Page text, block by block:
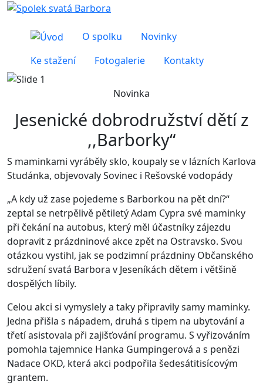
O spolku
Novinky
Ke stažení
Fotogalerie
Kontakty
Předchozí
Novinka
Jesenické dobrodružství dětí z
,,Barborky“
S maminkami vyráběly sklo, koupaly se v lázních Karlova
Studánka, objevovaly Sovinec i Rešovské vodopády
„A kdy už zase pojedeme s Barborkou na pět dní?“
zeptal se netrpělivě pětiletý Adam Cypra své maminky
při čekání na autobus, který měl účastníky zájezdu
dopravit z prázdninové akce zpět na Ostravsko. Svou
otázkou vystihl, jak se podzimní prázdniny Občanského
sdružení svatá Barbora v Jeseníkách dětem i většině
dospělých líbily.
Celou akci si vymyslely a taky připravily samy maminky.
Jedna přišla s nápadem, druhá s tipem na ubytování a
třetí asistovala při zajišťování programu. S vyřizováním
pomohla tajemnice Hanka Gumpingerová a s penězi
Nadace OKD, která akci podpořila šedesátitisícovým
grantem.